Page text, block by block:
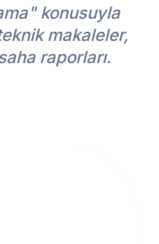
konusuyla
makaleler,
raporları.